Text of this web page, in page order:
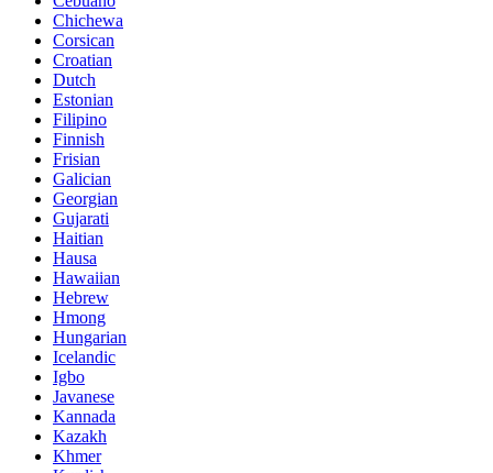
Chichewa
Corsican
Croatian
Dutch
Estonian
Filipino
Finnish
Frisian
Galician
Georgian
Gujarati
Haitian
Hausa
Hawaiian
Hebrew
Hmong
Hungarian
Icelandic
Igbo
Javanese
Kannada
Kazakh
Khmer